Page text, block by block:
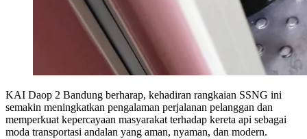
KAI Daop 2 Bandung berharap, kehadiran rangkaian SSNG ini
semakin meningkatkan pengalaman perjalanan pelanggan dan
memperkuat kepercayaan masyarakat terhadap kereta api sebagai
moda transportasi andalan yang aman, nyaman, dan modern.